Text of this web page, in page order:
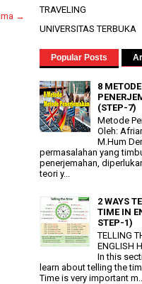
→
TRAVELING
UNIVERSITAS TERBUKA
Popular Posts
8 METODE
(STEP-7)
Metode
Oleh:
M.Hum
permasalahan yang
penerjemahan,
teori y...
2 WAYS
TIME IN
STEP-1)
TELLING
ENGLISH
In this
learn about telling the
Time is very important m...